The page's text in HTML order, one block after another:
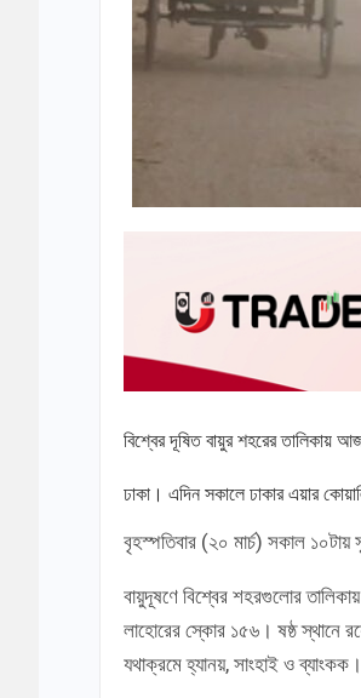
বিশ্বের দূষিত বায়ুর শহরের তালিকায়
ঢাকা। এদিন সকালে ঢাকার এয়ার
বৃহস্পতিবার (২০ মার্চ) সকাল
বায়ুদূষণে বিশ্বের শহরগুলোর
লাহোরের স্কোর ১৫৬। ষষ্ঠ স্থানে
যথাক্রমে হ্যানয়, সাংহাই ও